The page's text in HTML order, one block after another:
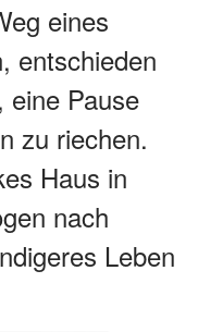
eines
entschieden
, eine Pause
zu riechen.
Haus in
nach
Leben